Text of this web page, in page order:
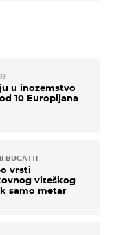
u inozemstvo
10 Europljana
BUGATTI
vrsti
viteškog
samo metar